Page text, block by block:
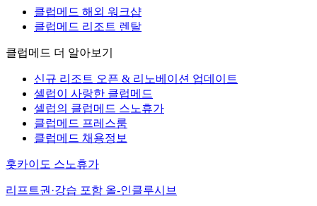
클럽메드 해외 워크샵
클럽메드 리조트 렌탈
클럽메드 더 알아보기
신규 리조트 오픈 & 리노베이션 업데이트
셀럽이 사랑한 클럽메드
셀럽의 클럽메드 스노휴가
클럽메드 프레스룸
클럽메드 채용정보
홋카이도 스노휴가
리프트권·강습 포함 올-인클루시브